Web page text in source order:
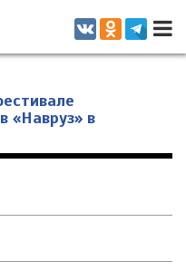
посвященное актуальным
пространстве
«Навруз» в